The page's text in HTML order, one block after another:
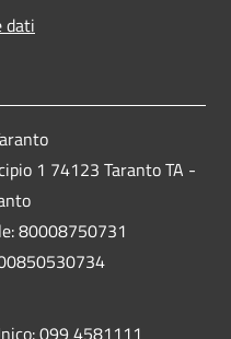
dati
1 74123 Taranto TA -
80008750731
099 4581111